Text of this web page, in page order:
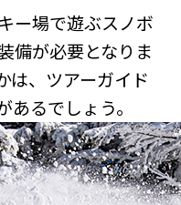
ー場で遊ぶスノボ
備が必要となりま
は、ツアーガイド
るでしょう。